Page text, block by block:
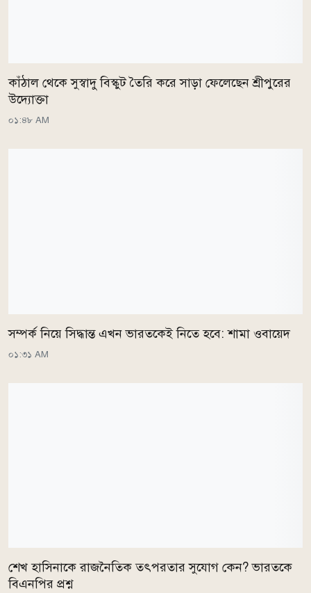
কাঁঠাল থেকে সুস্বাদু বিস্কুট তৈরি করে সাড়া ফেলেছেন শ্রীপুরের
উদ্যোক্তা
০১:৪৮ AM
সম্পর্ক নিয়ে সিদ্ধান্ত এখন ভারতকেই নিতে হবে: শামা ওবায়েদ
০১:৩১ AM
শেখ হাসিনাকে রাজনৈতিক তৎপরতার সুযোগ কেন? ভারতকে
বিএনপির প্রশ্ন